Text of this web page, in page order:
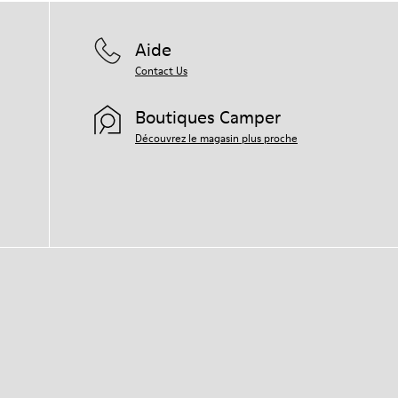
Aide
Contact Us
Boutiques Camper
Découvrez le magasin plus proche